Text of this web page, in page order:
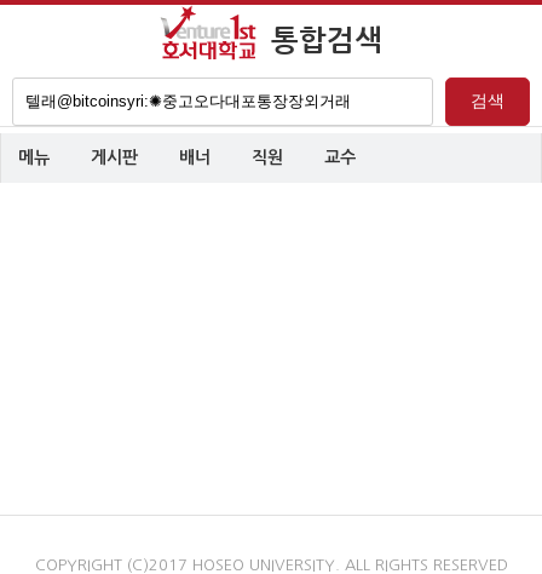
통합검색
검색
메뉴 게시판 배너 직원 교수
COPYRIGHT (C)2017 HOSEO UNIVERSITY. ALL RIGHTS RESERVED